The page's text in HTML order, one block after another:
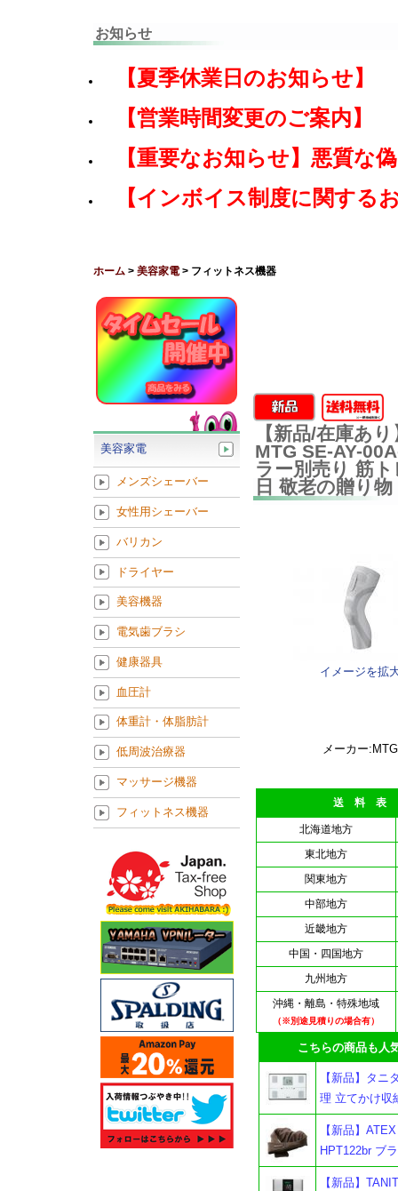
お知らせ
【夏季休業日のお知らせ】
【営業時間変更のご案内】
【重要なお知らせ】悪質な
【インボイス制度に関する
ホーム > 美容家電 > フィットネス機器
【新品/在庫あ
MTG SE-AY-
ラー別売り 筋
日 敬老の贈り
イメージを拡
メーカー:MTG
送 料 表
北海道地方
東北地方
関東地方
中部地方
近畿地方
中国・四国地方
九州地方
沖縄・離島・特殊地域
（※別途見積りの場合有）
こちらの商品も人気
【新品】タニ
理 立てかけ収
【新品】
HPT122br ブ
【新品】
美容家電
メンズシェーバー
女性用シェーバー
バリカン
ドライヤー
美容機器
電気歯ブラシ
健康器具
血圧計
体重計・体脂肪計
低周波治療器
マッサージ機器
フィットネス機器